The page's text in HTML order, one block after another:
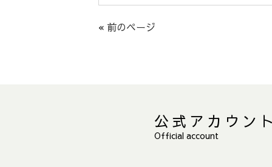
« 前のページ
公式アカウン
Official account